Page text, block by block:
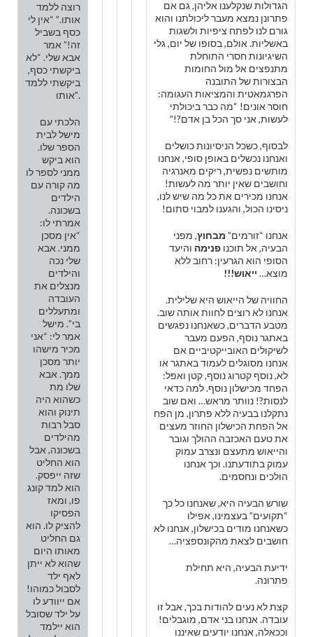
רוצה ללמד
אותו.” “אין לי
כסף בשביל
זה!” אמר
אבא שלי. “לא
ביקשתי כסף,
ביקשתי ללמד
אותו”.
הלכתי עם
מישל לבית
הספר שלו.
הוא ביקש
ממני לספר לו
מה קורה עם
הילדים
בשכונה.
אמרתי לו:
“אין מסכן
ממני. אבא
שלי נכה
והילדים
מנצלים את
העובדה
ומתעללים
בי”. מישל
אמר לי: “אני
מכיר מישהו
יותר מסכן
ממך. אבא
שלו מת
כשהוא היה
תינוק והוא
סבל רבות
מהילדים
בשכונה, אבל
הוא החליט
שזה ייפסק.
הוא למד קונג
פו, ומאז
הפסיקו
להציק לו. הוא
גם החליט
מאותו היום
שהוא לא ייתן
לאף ילד
לסבול כמוהו!
אם ייוודע לו
על ילד שסובל
הוא יילמד
הגדולות שנקלענו אליהן, גם אם
פתרונן נמצא מעבר ליכולתנו והוא
גורם לנו לפתח ציפיות ולשגות
באשליות. אולם, בסופו של יום, גלי
השיגיונות חסרי התוחלת
מתנפצים אל מול החומות
הבצורות של התובנה
הפרגמאטית והמציאות העגומה:
חוסר אונים! “מה כבר ביכולתי
לעשות, אני סך הכל בן אדם?!”
לבסוף, כשכל הניסיונות כושלים
ואנחנו נכשלים באופן סופי, אנחנו
מותשים נפשית, ריקים מאנרגיה
וחושבים שאין יותר מה לעשות!
אנחנו מכירים את כל מה שיש לנו,
ניסינו הכול, והגענו למבוי סתום!
אנחנו “זורמים” מבחוץ, מפני
הבעיה, אל תוכנו פנימה והיעד
הסופי הוא הגרעין: רחוב ללא
מוצא… ייאוש!!!
החוויה של הייאוש היא שלילית.
אנחנו לא רוצים לחוות אותה שוב.
מטבע הדברים, כשאנחנו נפגשים
באתגר נוסף, הפעם מעבר
לשיקולים האובייקטיביים אם
אנחנו מסוגלים לעמוד באתגר או
לא, נוסף קטרוג נוסף, קטן ואפל:
הפחד מכישלון נוסף. למה כדאי
לנסות?! נוותר מראש… ואם שוב
נתקלנו בבעיה ללא פתרון, מן הפח
אל הפחת הכישלון החוזר מעצים
את טעם האכזבה ההולך וגובר
והייאוש מתעצם ונצרב עמוק
עמוק בתודעתנו. וכך אנחנו
הולכים ונחסמים.
שורש הבעיה היא, שאנחנו כל כך
“תקועים” בעצמינו, אפילו
כשאנחנו מודים בכישלון, אנחנו לא
חושבים לצאת מהקונספציה…
ידיעת הבעיה, היא תחילת
פתרונה.
קצת לא נעים להודות בכך, אבל זו
עובדה. אנחנו בני אדם, מוגבלים!
וככאלה, אנחנו יודעים שאיננו